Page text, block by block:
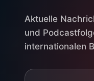
Aktuelle
und
internationalen